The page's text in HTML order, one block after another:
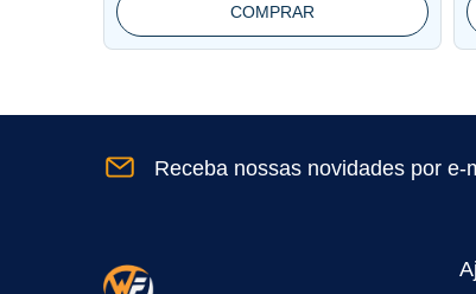
COMPRAR
Receba nossas novidades por e-